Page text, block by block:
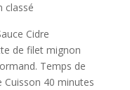
classé
Cidre
de filet mignon
Temps de
40 minutes